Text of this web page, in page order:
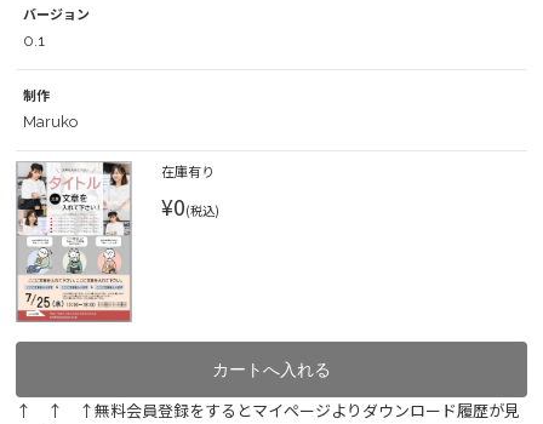
バージョン
0.1
制作
Maruko
在庫有り
¥0(税込)
↑ ↑ ↑無料会員登録をするとマイページよりダウンロード履歴が見